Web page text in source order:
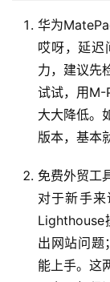
生
享
华为
哎呀，延迟
力，建议先
试试，用M-
大大降低。
版本，基本
免费外贸工
对于新手来
Lighthouse
出网站问题
能上手。这